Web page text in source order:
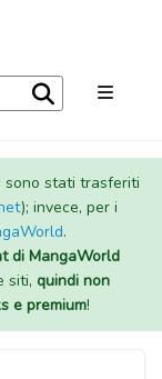
sono stati trasferiti
); invece, per i
.
di MangaWorld
siti, quindi non
e premium!